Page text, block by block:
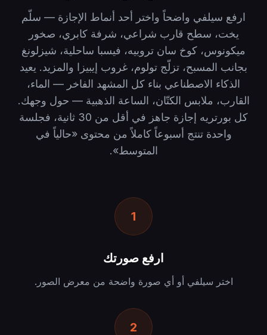
ارفع سيلفي واضحاً واختر أحد أنماط الإجازة — سلّم
يخت، سطح قارب شراعي، شرفة كابري، صخور
ميكونوس، كوخ سان تروبيه، فيسبا ساحلية، شيزلونغ
بجانب المسبح، تزلّج تولوم، غروب إيبيزا والمزيد. يعيد
الذكاء الاصطناعي بناء كل المشهد الفاخر — الماء،
القارب، ملابس الكتّان، الساعة الذهبية — حول وجهك.
كل بورتريه إجازة جاهز في أقل من 30 ثانية، فجلسة
واحدة تنتج أسبوعاً كاملاً من محتوى «حالياً في
المتوسط».
1
ارفع صورتك
اختر سيلفي أو أي صورة واضحة من معرض الصور.
2